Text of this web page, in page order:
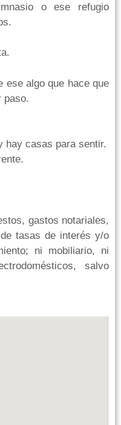
o ese refugio
ese algo que hace que
paso.
hay casas para sentir.
gastos notariales,
tasas de interés y/o
ni mobiliario, ni
salvo